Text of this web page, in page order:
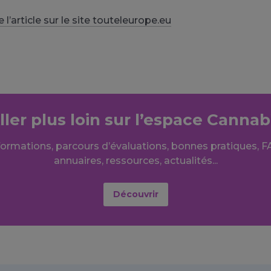
l’article sur le site touteleurope.eu
plus loin sur l’espace
parcours d’évaluations, bonnes pratiques,
annuaires, ressources, actualités...
Découvrir